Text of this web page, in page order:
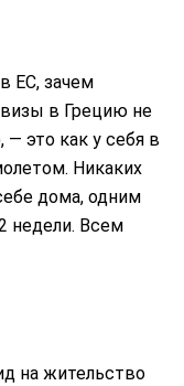
ЕС, зачем
в Грецию не
это как у себя в
Никаких
дома, одним
недели. Всем
на жительство